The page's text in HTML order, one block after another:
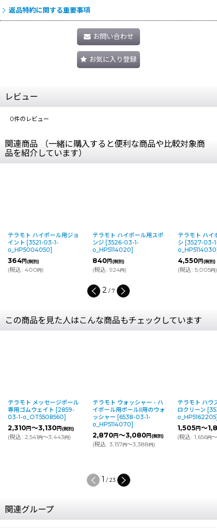
返品特約に関する重要事項
お問い合わせ
お気に入り登録
レビュー
0件のレビュー
関連商品 （一緒に購入すると便利な商品や比較対象商
品を紹介しています）
テラモト ハイポール用ジョ
イント [3521-03-1-
o_HP5004050]
364円(税別)
(税込: 400円)
テラモト ハイポール用スポ
ンジ [3526-03-1-
o_HP5114020]
840円(税別)
(税込: 924円)
テラモト ハイ
シ [3527-03-
o_HP5114030
4,550円(税別)
(税込: 5,005円)
2 / 7
この商品を見た人はこんな商品もチェックしています
テラモト メッセージポール
専用ゴムウェイト [2859-
03-1-o_OT5508560]
2,310円～3,130円(税別)
(税込: 2,541円～3,443円)
テラモト ウォッシャー - ハ
イポール用ポールII用のウォ
ッシャー [6538-03-1-
o_HP5114070]
2,870円～3,080円(税別)
(税込: 3,157円～3,388円)
テラモト ハウ
ロクリーン [
o_HP5162205
1,505円～
(税込: 1,656円
1 / 23
関連グループ